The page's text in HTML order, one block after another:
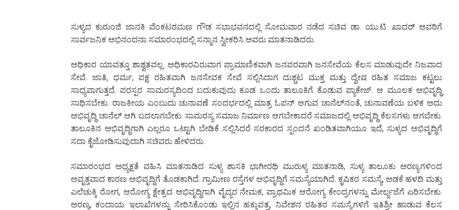
ಸುಳ್ಯದ ಕುರುಂಜಿ ಜಾನಕಿ ವೆಂಕಟರಮಣ ಗೌಡ ಸಭಾಭವನದಲ್ಲಿ ಸೋಮವಾರ ನಡೆದ ಸಚಿವ ಡಾ. ಯು.ಟಿ. ಖಾದರ್ ಅವರಿಗೆ
ಸಾರ್ವಜನಿಕ ಅಭಿನಂದನಾ ಸಮಾರಂಭದಲ್ಲಿ ಸನ್ಮಾನ ಸ್ವೀಕರಿಸಿ ಅವರು ಮಾತನಾಡಿದರು.
ಅಧಿಕಾರ ಯಾವತ್ತೂ ಶಾಶ್ವತವಲ್ಲ. ಅಧಿಕಾರವಿರುವಾಗ ಪ್ರಾಮಾಣಿಕವಾಗಿ ಜನಪರವಾಗಿ ಜನಸೇವೆಯ ಕೆಲಸ ಮಾಡುವುದೇ ನಿಜವಾದ
ಸೇವೆ. ಜಾತಿ, ಧರ್ಮ, ಪಕ್ಷ ರಹಿತವಾಗಿ ಜನಸೇವಕ ಸೇವೆ ಸಲ್ಲಿಸಿದಾಗ ದುಶ್ಚಟ ಮುಕ್ತ ಮತ್ತು ದ್ವೇಷ ರಹಿತ ಸಮಾಜ ಕಟ್ಟಲು
ಸಾಧ್ಯವಾಗುತ್ತದೆ. ಪರಸ್ಪರ ಸಾಮರಸ್ಯದಿಂದ ಬದುಕುವುದು ಕೂಡ ಒಂದು ತಾಲೂಕಿಗೆ ಕೊಡುವ ಪ್ಯಾಕೇಜ್. ಆ ಮೂಲಕ ಅಭಿವೃದ್ಧಿ
ಸಾಧಿಸಬೇಕು. ರಾಜಕೀಯ ಎಂಬುದು ಚುನಾವಣೆ ಸಂದರ್ಭದಲ್ಲಿ ಮಾತ್ರ ಓಪನ್ ಆಗುವ ಚಾನೆಲ್‌ನಂತೆ, ಚುನಾವಣೆಯ ಬಳಿಕ ಅದು
ಅಭಿವೃದ್ಧಿ ಚಾನೆಲ್ ಆಗಿ ಬದಲಾಗಬೇಕು. ಸಾಮರಸ್ಯ ಸಮಾಜ ನಿರ್ಮಾಣ ಆಗಬೇಕಾದರೆ ಸಮಾಜದಲ್ಲಿ ಅಭಿವೃದ್ಧಿ ಕೆಲಸಗಳು ಆಗಬೇಕು.
ತಾಲೂಕಿನ ಅಭಿವೃದ್ಧಿಗಾಗಿ ಎಲ್ಲರೂ ಒಟ್ಟಾಗಿ ಬೇಡಿಕೆ ಸಲ್ಲಿಸಿದರೆ ಸರಕಾರದ ಸ್ಪಂದನೆ ಖಂಡಿತವಾಗಿಯೂ ಇದೆ, ಸುಳ್ಯದ ಅಭಿವೃದ್ಧಿಗೆ
ಸದಾ ಕೈಜೋಡಿಸುವುದಾಗಿ ಸಚಿವರು ಹೇಳಿದರು.
ಸಮಾರಂಭದ ಅಧ್ಯಕ್ಷತೆ ವಹಿಸಿ ಮಾತನಾಡಿದ ಸುಳ್ಯ ಶಾಸಕಿ ಭಾಗೀರಥಿ ಮುರುಳ್ಯ ಮಾತನಾಡಿ, ಸುಳ್ಯ ತಾಲೂಕು ಅರಣ್ಯಗಳಿಂದ
ಅವೃತ್ತವಾದ ಕಾರಣ ಅಭಿವೃದ್ಧಿಗೆ ತೊಡಕಾಗಿದೆ. ಗ್ರಾಮೀಣ ರಸ್ತೆಗಳ ಅಭಿವೃದ್ಧಿಗೆ ಸಮಸ್ಯೆಯಾಗಿದೆ. ಕೃಷಿಕರ ಸಮಸ್ಯೆ, ಅಡಕೆ ಹಳದಿ ಮತ್ತು
ಎಲೆಚುಕ್ಕಿ ರೋಗ, ಆರೋಗ್ಯ ಕ್ಷೇತ್ರದ ಅಭಿವೃದ್ಧಿಗಾಗಿ ವೈದ್ಯರ ನೇಮಕ, ಪ್ರಾಥಮಿಕ ಆರೋಗ್ಯ ಕೇಂದ್ರಗಳನ್ನು ಮೇರ್ಲ್ಜಜೆಗೆ ಏರಿಸಬೇಕು.
ಅರಣ್ಯ, ಕಂದಾಯ ಇಲಾಖೆಗಳನ್ನು ಸೇರಿಸಿಕೊಂಡು ಇಲ್ಲಿನ ಹಕ್ಕುಪತ್ರ, ನಿವೇಶನ ರಹಿತರ ಸಮಸ್ಯೆಗಳಿಗೆ ಇತಿಶ್ರೀ ಹಾಡುವ ಕೆಲಸ